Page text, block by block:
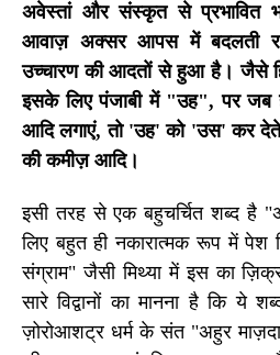
अवेस्तां और संस्कृत से प्रभावित
आवाज़ अक्सर आपस में बदलती
उच्चारण की आदतों से हुआ है। जैसे
इसके लिए पंजाबी में "उह", पर जब
आदि लगाएं, तो 'उह'को 'उस'कर
की कमीज़ आदि।
इसी तरह से एक बहुचर्चित शब्द है
लिए बहुत ही नकारात्मक रूप में पेश
संग्राम" जैसी मिथ्या में इस का
सारे विद्वानों का मानना है कि ये
ज़ोरोआशट्र धर्म के संत "अहुर